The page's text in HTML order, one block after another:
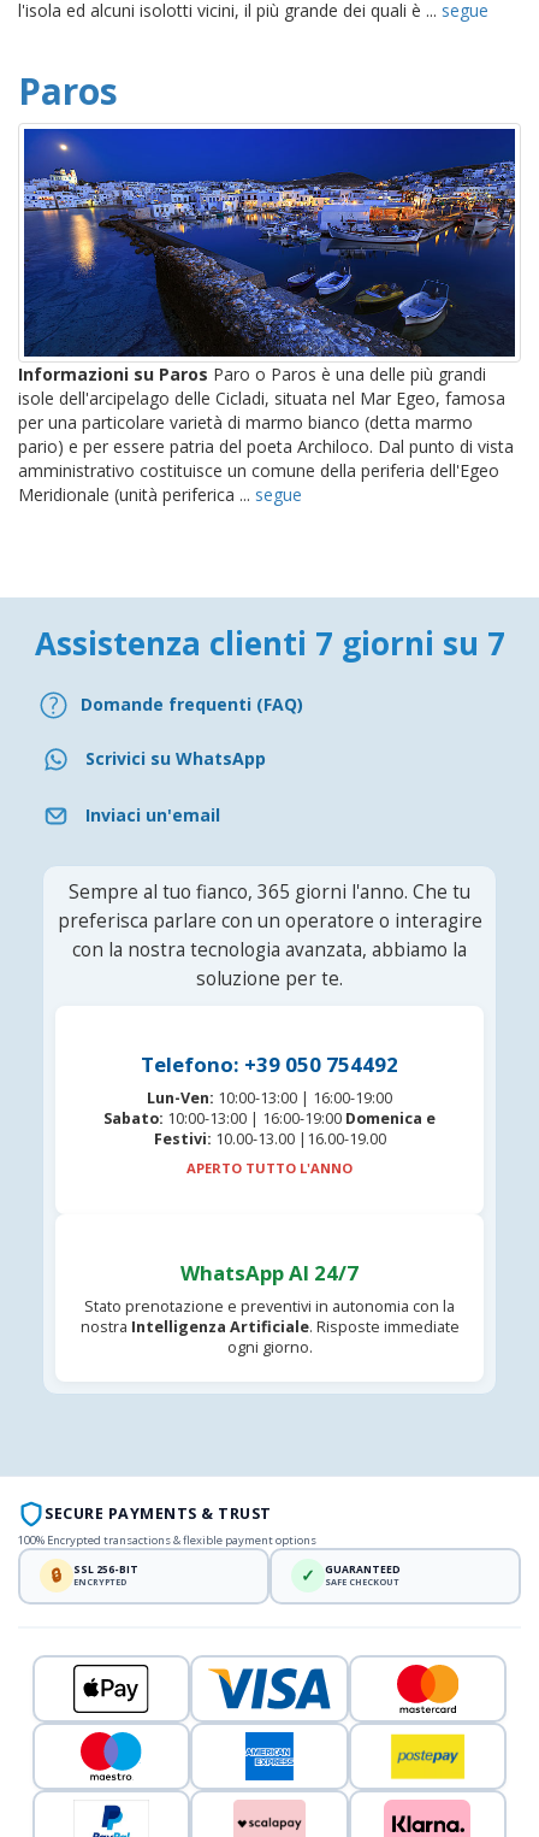
l'isola ed alcuni isolotti vicini, il più grande dei quali è ... segue
Paros
Informazioni su Paros Paro o Paros è una delle più grandi
isole dell'arcipelago delle Cicladi, situata nel Mar Egeo, famosa
per una particolare varietà di marmo bianco (detta marmo
pario) e per essere patria del poeta Archiloco. Dal punto di vista
amministrativo costituisce un comune della periferia dell'Egeo
Meridionale (unità periferica ... segue
Assistenza clienti 7 giorni su 7
Domande frequenti (FAQ)
Scrivici su WhatsApp
Inviaci un'email
Sempre al tuo fianco, 365 giorni l'anno. Che tu
preferisca parlare con un operatore o interagire
con la nostra tecnologia avanzata, abbiamo la
soluzione per te.
Telefono: +39 050 754492
Lun-Ven: 10:00-13:00 | 16:00-19:00
Sabato: 10:00-13:00 | 16:00-19:00 Domenica e
Festivi: 10.00-13.00 |16.00-19.00
APERTO TUTTO L'ANNO
WhatsApp AI 24/7
Stato prenotazione e preventivi in autonomia con la
nostra Intelligenza Artificiale. Risposte immediate
ogni giorno.
SECURE PAYMENTS & TRUST
100% Encrypted transactions & flexible payment options
🔒 SSL 256-BIT
ENCRYPTED ✓ GUARANTEED
SAFE CHECKOUT